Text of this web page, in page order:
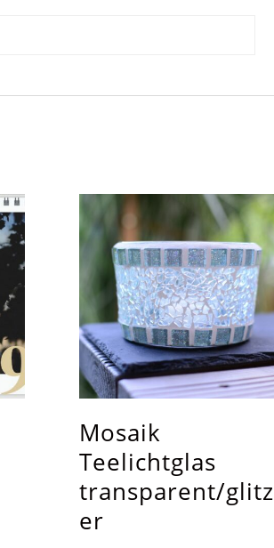
Mosaik
Teelichtglas
transparent/glitz
er